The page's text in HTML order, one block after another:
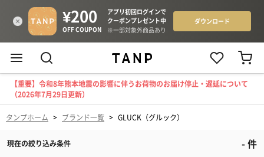
【重要】令和8年熊本地震の影響に伴うお荷物のお届け停止・遅延について
（2026年7月29日更新）
タンプホーム > ブランド一覧 > GLUCK（グルック）
現在の絞り込み条件 -件